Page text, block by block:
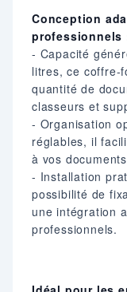
Conception
professionnels
- Capacité
litres, ce coffre-
quantité de
classeurs et
- Organisation
réglables, il
à vos
- Installation
possibilité de
une intégration
professionnels.​